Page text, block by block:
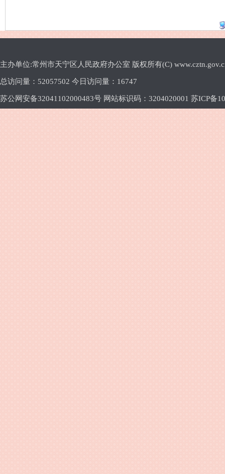
主办单位:常州市天宁区人民政府办公室 版权所有(C)
总访问量： 52057502 今日访问量： 16747
苏公网安备32041102000483号 网站标识码：3204020001 苏ICP备